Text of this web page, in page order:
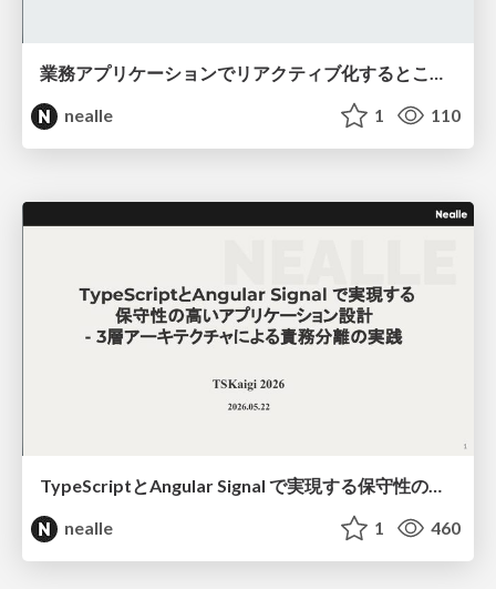
業務アプリケーションでリアクティブ化するところ、しないところ
nealle
1 110
TypeScriptとAngular Signal で実現する保守性の高いアプリケーション設計 - 3層アーキテクチャによる責務分離の実践（たつかわ） https://2026.tskaigi.org/talks/10
nealle
1 460